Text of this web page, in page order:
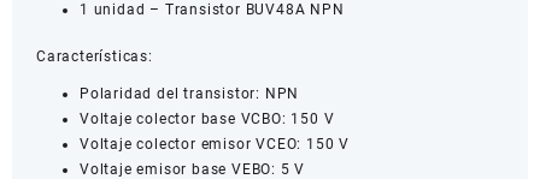
1 unidad – Transistor BUV48A NPN
Características:
Polaridad del transistor: NPN
Voltaje colector base VCBO: 150 V
Voltaje colector emisor VCEO: 150 V
Voltaje emisor base VEBO: 5 V